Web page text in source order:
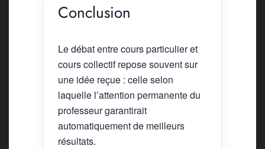
Conclusion
Le débat entre cours particulier et
cours collectif repose souvent sur
une idée reçue : celle selon
laquelle l’attention permanente du
professeur garantirait
automatiquement de meilleurs
résultats.